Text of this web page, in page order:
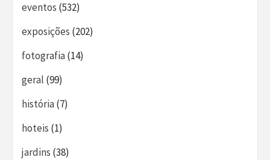
eventos (532)
exposições (202)
fotografia(14)
geral (99)
história(7)
hoteis (1)
jardins (38)